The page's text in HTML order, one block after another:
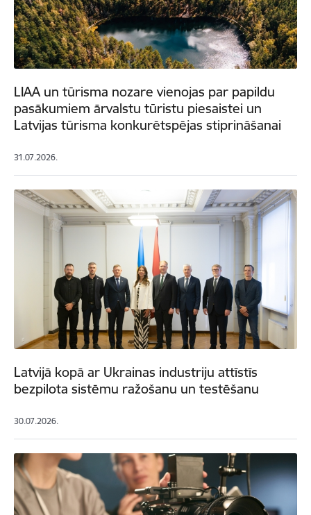
LIAA un tūrisma nozare vienojas par papildu
pasākumiem ārvalstu tūristu piesaistei un
Latvijas tūrisma konkurētspējas stiprināšanai
31.07.2026.
Latvijā kopā ar Ukrainas industriju attīstīs
bezpilota sistēmu ražošanu un testēšanu
30.07.2026.